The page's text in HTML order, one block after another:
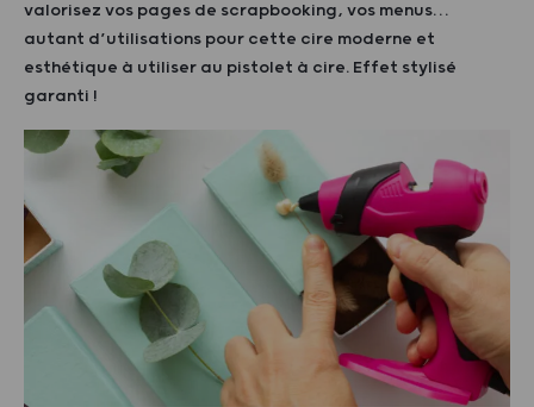
valorisez vos pages de scrapbooking, vos menus…
autant d’utilisations pour cette cire moderne et
esthétique à utiliser au pistolet à cire. Effet stylisé
garanti !